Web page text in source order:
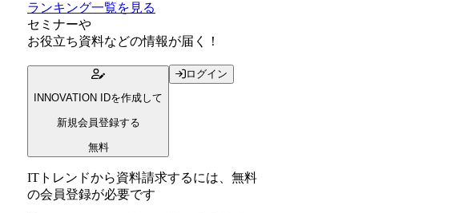
ランキング一覧を見る
セミナーや
お役立ち資料などの情報が届く！
INNOVATION IDを作成して
新規会員登録する
無料
ログイン
ITトレンドから資料請求するには、無料
の会員登録が必要です